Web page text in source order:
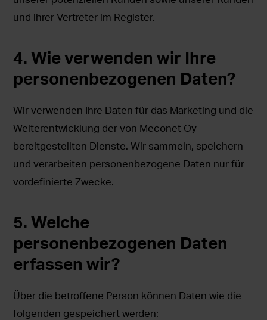
und ihrer Vertreter im Register.
4. Wie verwenden wir Ihre
personenbezogenen Daten?
Wir verwenden Ihre Daten für das Marketing und die
Weiterentwicklung der von Meconet Oy
bereitgestellten Dienste. Wir sammeln, speichern
und verarbeiten personenbezogene Daten nur für
vordefinierte Zwecke.
5. Welche
personenbezogenen Daten
erfassen wir?
Über die betroffene Person können Daten wie die
folgenden gespeichert werden: